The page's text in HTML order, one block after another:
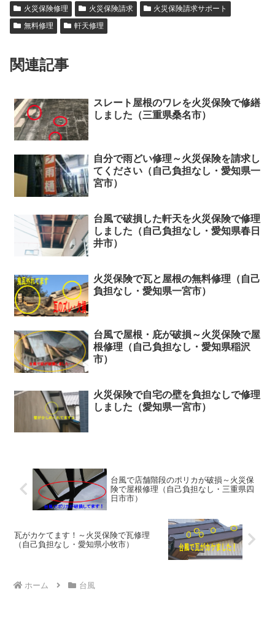
火災保険修理
火災保険請求
火災保険請求サポート
無料修理
軒天修理
関連記事
スレート屋根のワレを火災保険で修繕
しました（三重県桑名市）
自分で雨どい修理～火災保険を請求し
てください（自己負担なし・愛知県一
宮市）
台風で破損した軒天を火災保険で修理
しました（自己負担なし・愛知県春日
井市）
火災保険で瓦と屋根の無料修理（自己
負担なし・愛知県一宮市）
台風で屋根・庇が破損～火災保険で屋
根修理（自己負担なし・愛知県稲沢
市）
火災保険で自宅の壁を負担なしで修理
しました（愛知県一宮市）
台風で店舗階段のポリカが破損～火災保
険で屋根修理（自己負担なし・三重県四
日市市）
瓦がカケてます！～火災保険で瓦修理
（自己負担なし・愛知県小牧市）
ホーム 台風